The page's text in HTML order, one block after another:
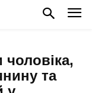
чоловіка,
та